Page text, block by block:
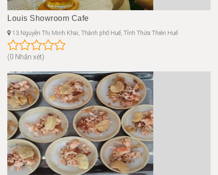
Louis Showroom Cafe
13 Nguyễn Thị Minh Khai, Thành phố Huế, Tỉnh Thừa Thiên Huế
(0 Nhận xét)